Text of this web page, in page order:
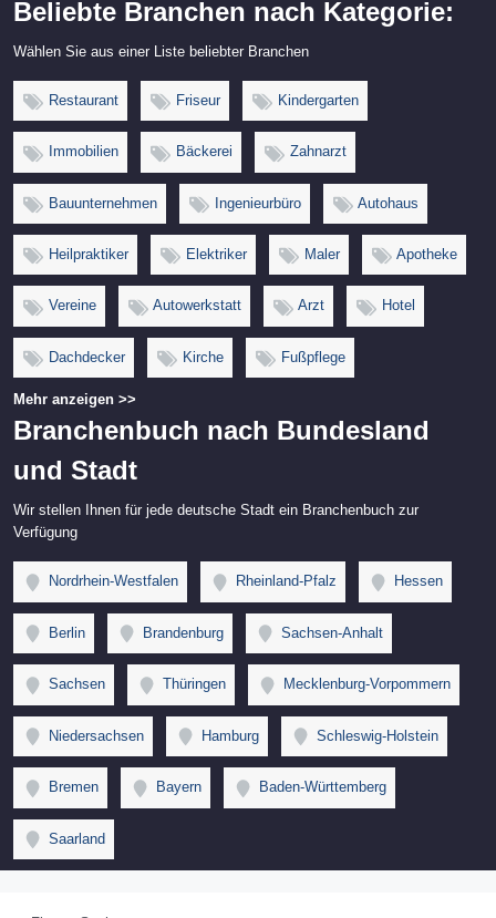
Beliebte Branchen nach Kategorie:
Wählen Sie aus einer Liste beliebter Branchen
Restaurant Friseur Kindergarten
Immobilien Bäckerei Zahnarzt
Bauunternehmen Ingenieurbüro Autohaus
Heilpraktiker Elektriker Maler Apotheke
Vereine Autowerkstatt Arzt Hotel
Dachdecker Kirche Fußpflege
Mehr anzeigen >>
Branchenbuch nach Bundesland
und Stadt
Wir stellen Ihnen für jede deutsche Stadt ein Branchenbuch zur
Verfügung
Nordrhein-Westfalen Rheinland-Pfalz Hessen
Berlin Brandenburg Sachsen-Anhalt
Sachsen Thüringen Mecklenburg-Vorpommern
Niedersachsen Hamburg Schleswig-Holstein
Bremen Bayern Baden-Württemberg
Saarland